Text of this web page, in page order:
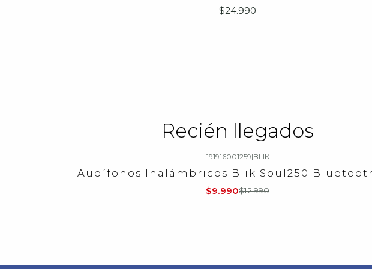
$24.990
Recién llegados
191916001259|BLIK
Audífonos Inalámbricos Blik Soul250
$9.990$12.990